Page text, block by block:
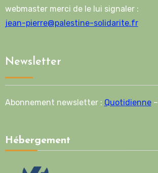
webmaster merci de le lui signaler :
jean-pierre@palestine-solidarite.fr
Newsletter
Abonnement newsletter : Quotidienne–
Hébergement